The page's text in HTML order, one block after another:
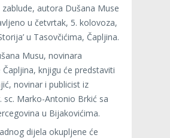
autora Dušana Muse
u četvrtak, 5. kolovoza,
u Tasovčićima, Čapljina.
Musu, novinara
knjigu će predstaviti
novinar i publicist iz
sc. Marko-Antonio Brkić sa
u Bijakovićima.
dijela okupljene će